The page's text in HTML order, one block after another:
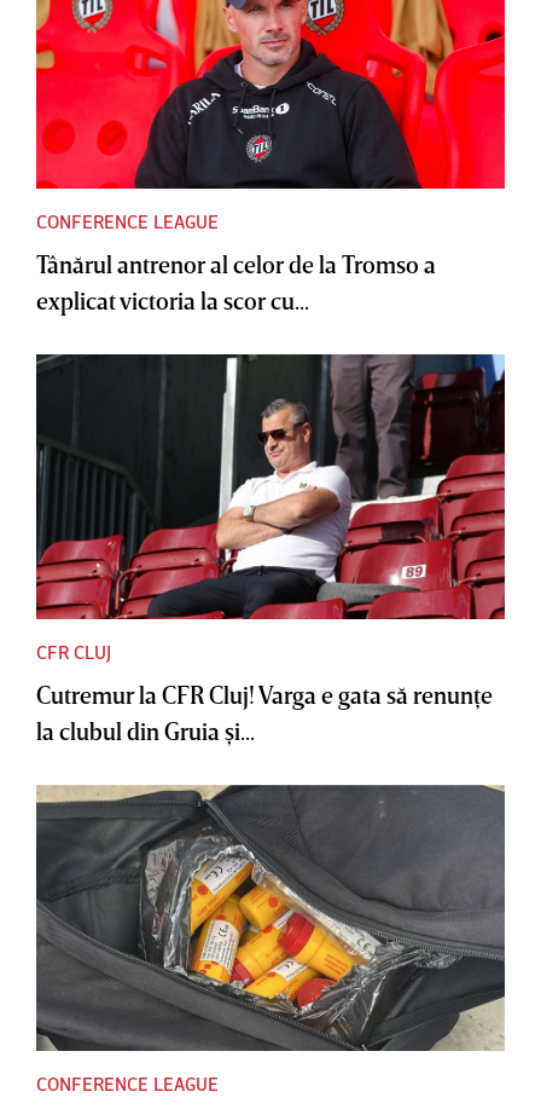
CONFERENCE LEAGUE
Tânărul antrenor al celor de la Tromso a
explicat victoria la scor cu...
CFR CLUJ
Cutremur la CFR Cluj! Varga e gata să renunţe
la clubul din Gruia şi...
CONFERENCE LEAGUE